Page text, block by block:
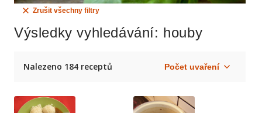
Zrušit všechny filtry
Výsledky vyhledávání: houby
Nalezeno 184 receptů